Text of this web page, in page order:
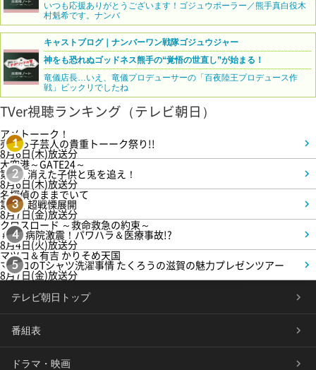
いつも応援ありがとうございます！ゴジュウポーラー／熊手真白役木
村魁希です。ナンバ
キャストブログ｜ナンバーワン戦隊ゴジュウジャー
神をも恐れぬゴッドネス熊手の“覚悟の世直し”が始まる！
竜儀店長…いえ、竜儀プロデューサーの「百夜陸王プロデュース作
戦」ビックリでしたね
TVer視聴ランキング（テレビ朝日）
1
アメトーーク！
売れっ子芸人の貴重トーーク祭り!!
8月6日(木)放送分
2
大空港～GATE24～
第3話 消えた子供と兎を追え！
8月6日(木)放送分
3
名探偵のままでいて
第4話 超戦慄展開
8月7日(金)放送分
4
クロスロード ～救命救急の約束～
＃5 病院激震！パワハラ＆医療事故!?
8月4日(火)放送分
5
マツコ＆有吉 かりそめ天国
マツコのTシャツ洗濯事情 たくろうの滋賀の魅力プレゼンツアー
8月7日(金)放送分
テレビ朝日トップ
番組表
ドラマ・映画